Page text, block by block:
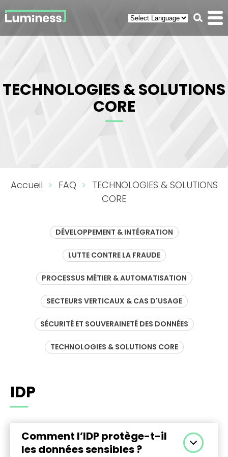
TECHNOLOGIES & SOLUTIONS
CORE
YouAccueil FAQ
TECHNOLOGIES & SOLUTIONS
CORE
DÉVELOPPEMENT & INTÉGRATION
LUTTE CONTRE LA FRAUDE
PROCESSUS MÉTIER & AUTOMATISATION
SECTEURS VERTICAUX & CAS D'USAGE
SÉCURITÉ ET SOUVERAINETÉ DES DONNÉES
TECHNOLOGIES & SOLUTIONS CORE
IDP
Comment l’IDP protège-t-il
les données sensibles ?